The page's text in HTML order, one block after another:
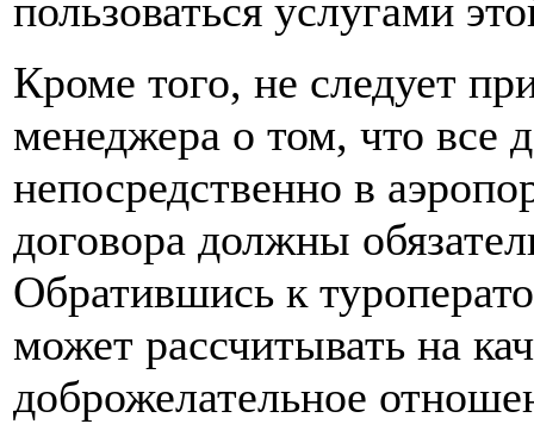
пользоваться услугами
Кроме того, не следует
менеджера о том, что все
непосредственно в
договора должны
Обратившись к
может рассчитывать на
доброжелательное